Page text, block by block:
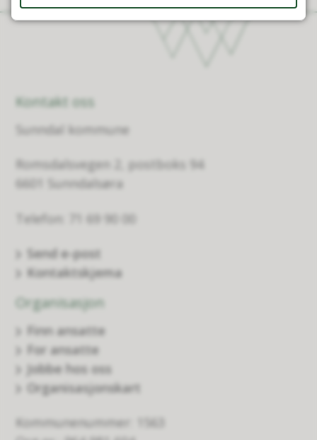
Kontakt oss
Sunndal kommune
Romsdalsvegen 2, postboks 94
6601 Sunndalsøra
Telefon: 71 69 90 00
Send e-post
Kontaktskjema
Organisasjon
Finn ansatte
For ansatte
Jobbe hos oss
Organisasjonskart
Kommunenummer: 1563